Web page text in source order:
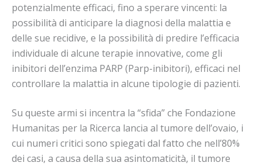
potenzialmente efficaci, fino a sperare vincenti: la
possibilità di anticipare la diagnosi della malattia e
delle sue recidive, e la possibilità di predire l’efficacia
individuale di alcune terapie innovative, come gli
inibitori dell’enzima PARP (Parp-inibitori), efficaci nel
controllare la malattia in alcune tipologie di pazienti.
Su queste armi si incentra la “sfida” che Fondazione
Humanitas per la Ricerca lancia al tumore dell’ovaio, i
cui numeri critici sono spiegati dal fatto che nell’80%
dei casi, a causa della sua asintomaticità, il tumore